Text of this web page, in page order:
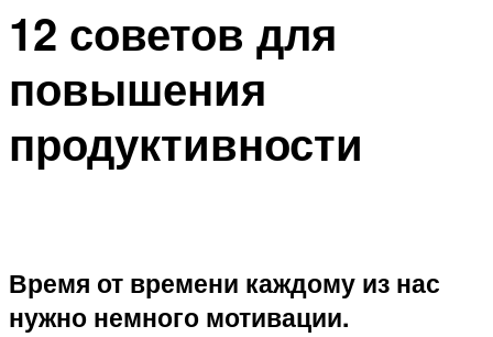
12 советов для
повышения
продуктивности
Время от времени каждому из нас
нужно немного мотивации.